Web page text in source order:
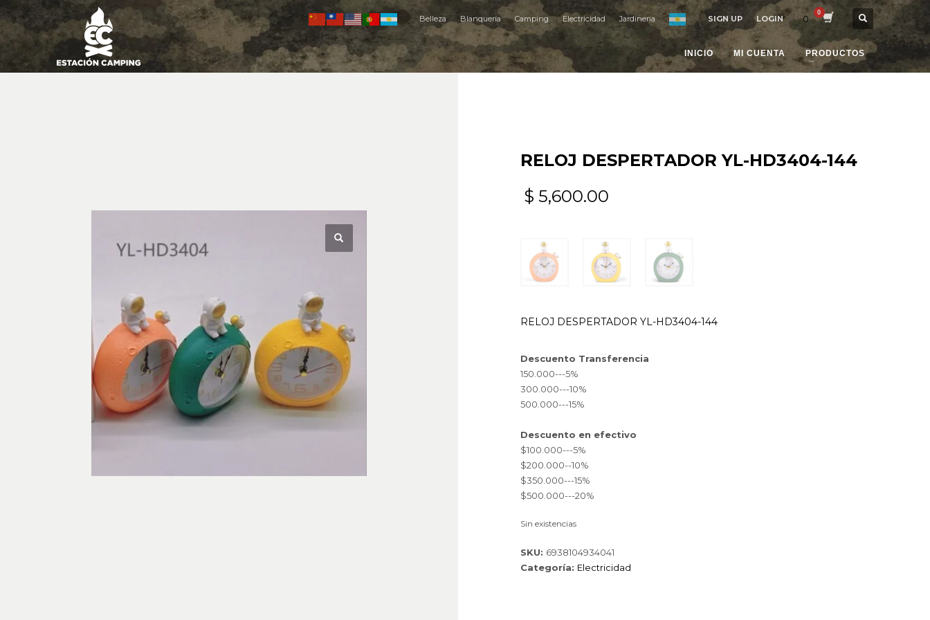
Belleza Blanquería Camping Electricidad Jardineria SIGN UP LOGIN 0
INICIO MI CUENTA PRODUCTOS
RELOJ DESPERTADOR YL-HD3404-144
$ 5,600.00
RELOJ DESPERTADOR YL-HD3404-144
Descuento Transferencia
150.000---5%
300.000---10%
500.000---15%
Descuento en efectivo
$100.000---5%
$200.000--10%
$350.000---15%
$500.000---20%
Sin existencias
SKU: 6938104934041
Categoría: Electricidad